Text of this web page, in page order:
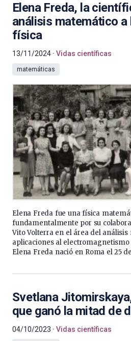
Elena Freda, la
análisis matemático a
física
13/11/2024 Vidas científicas
matemáticas
Elena Freda fue una física
fundamentalmente por su
Vito Volterra en el área del
aplicaciones al
Elena Freda nació en Roma el 25
Svetlana
que ganó la mitad de
04/10/2023 Vidas científicas